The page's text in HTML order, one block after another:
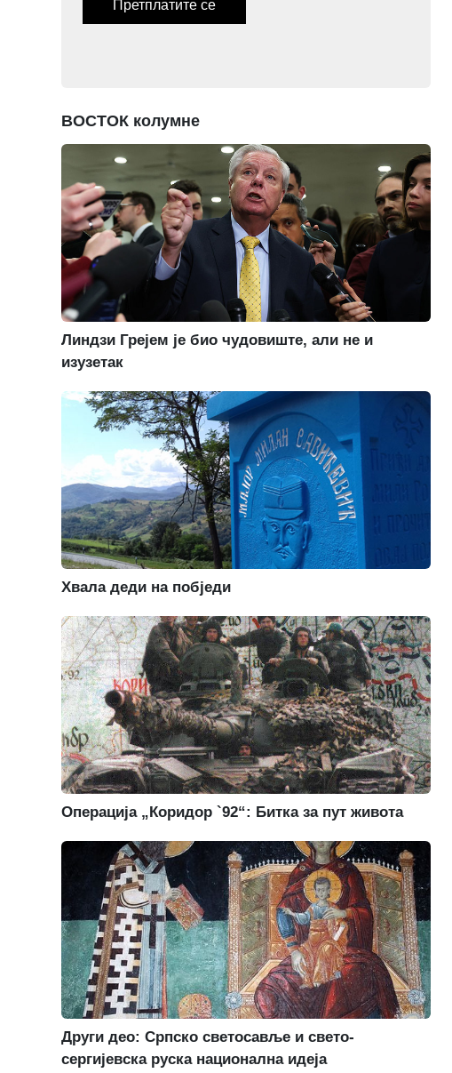
Претплатите се
ВОСТОК колумне
Линдзи Грејем је био чудовиште, али не и
изузетак
Хвала деди на побједи
Операција „Коридор `92“: Битка за пут живота
Други део: Српско светосавље и свето-
сергијевска руска национална идеја